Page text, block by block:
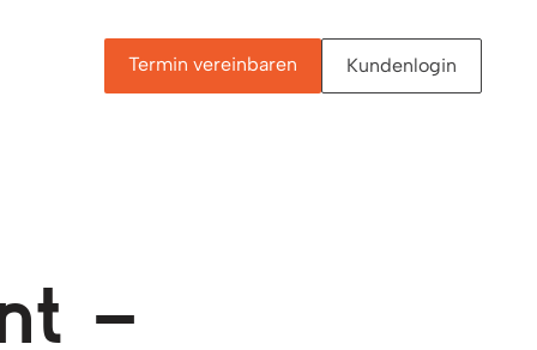
Termin vereinbaren Kundenlogin
–